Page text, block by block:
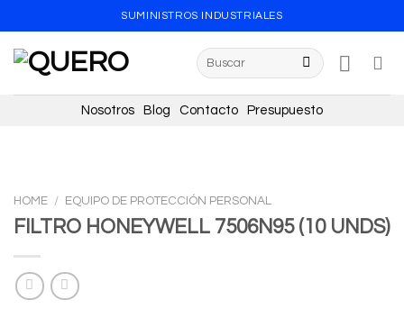
to
content
SUMINISTROS INDUSTRIALES
Search
for:
Nosotros Blog Contacto Presupuesto
HOME / EQUIPO DE PROTECCIÓN PERSONAL
FILTRO HONEYWELL 7506N95 (10 UNDS)